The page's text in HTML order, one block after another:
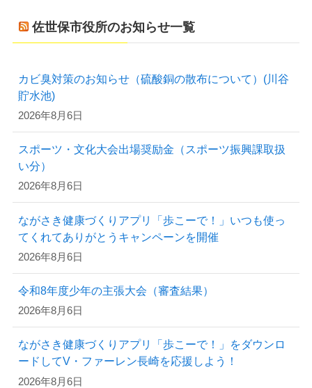
佐世保市役所のお知らせ一覧
カビ臭対策のお知らせ（硫酸銅の散布について）(川谷
貯水池)
2026年8月6日
スポーツ・文化大会出場奨励金（スポーツ振興課取扱
い分）
2026年8月6日
ながさき健康づくりアプリ「歩こーで！」いつも使っ
てくれてありがとうキャンペーンを開催
2026年8月6日
令和8年度少年の主張大会（審査結果）
2026年8月6日
ながさき健康づくりアプリ「歩こーで！」をダウンロ
ードしてV・ファーレン長崎を応援しよう！
2026年8月6日